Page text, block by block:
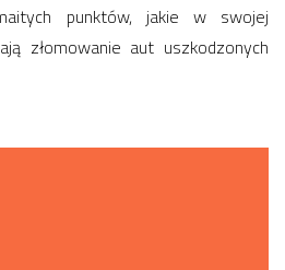
punktów, jakie w swojej
złomowanie aut uszkodzonych